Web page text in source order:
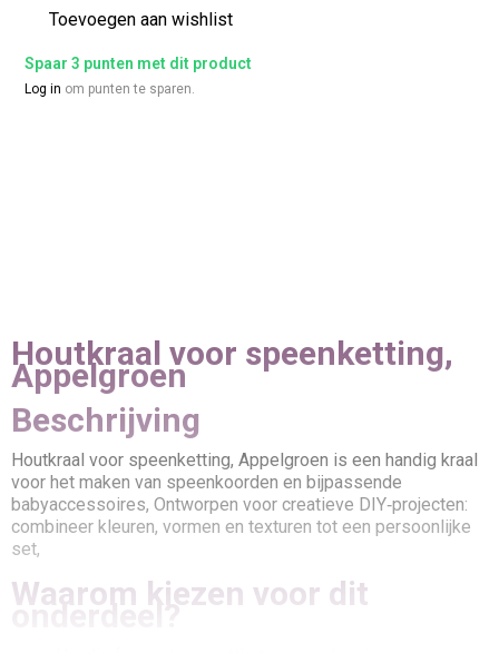
Toevoegen aan wishlist
Spaar 3 punten met dit product
Log in om punten te sparen.
Houtkraal voor speenketting,
Appelgroen
Beschrijving
Houtkraal voor speenketting, Appelgroen is een handig kraal
voor het maken van speenkoorden en bijpassende
babyaccessoires, Ontworpen voor creatieve DIY‑projecten:
combineer kleuren, vormen en texturen tot een persoonlijke
set,
Waarom kiezen voor dit
onderdeel?